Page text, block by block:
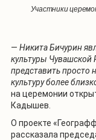
Участники
— Никита Бичурин
культуры Чувашской
представить просто
культуру более
на церемонии
Кадышев.
О проекте
рассказала